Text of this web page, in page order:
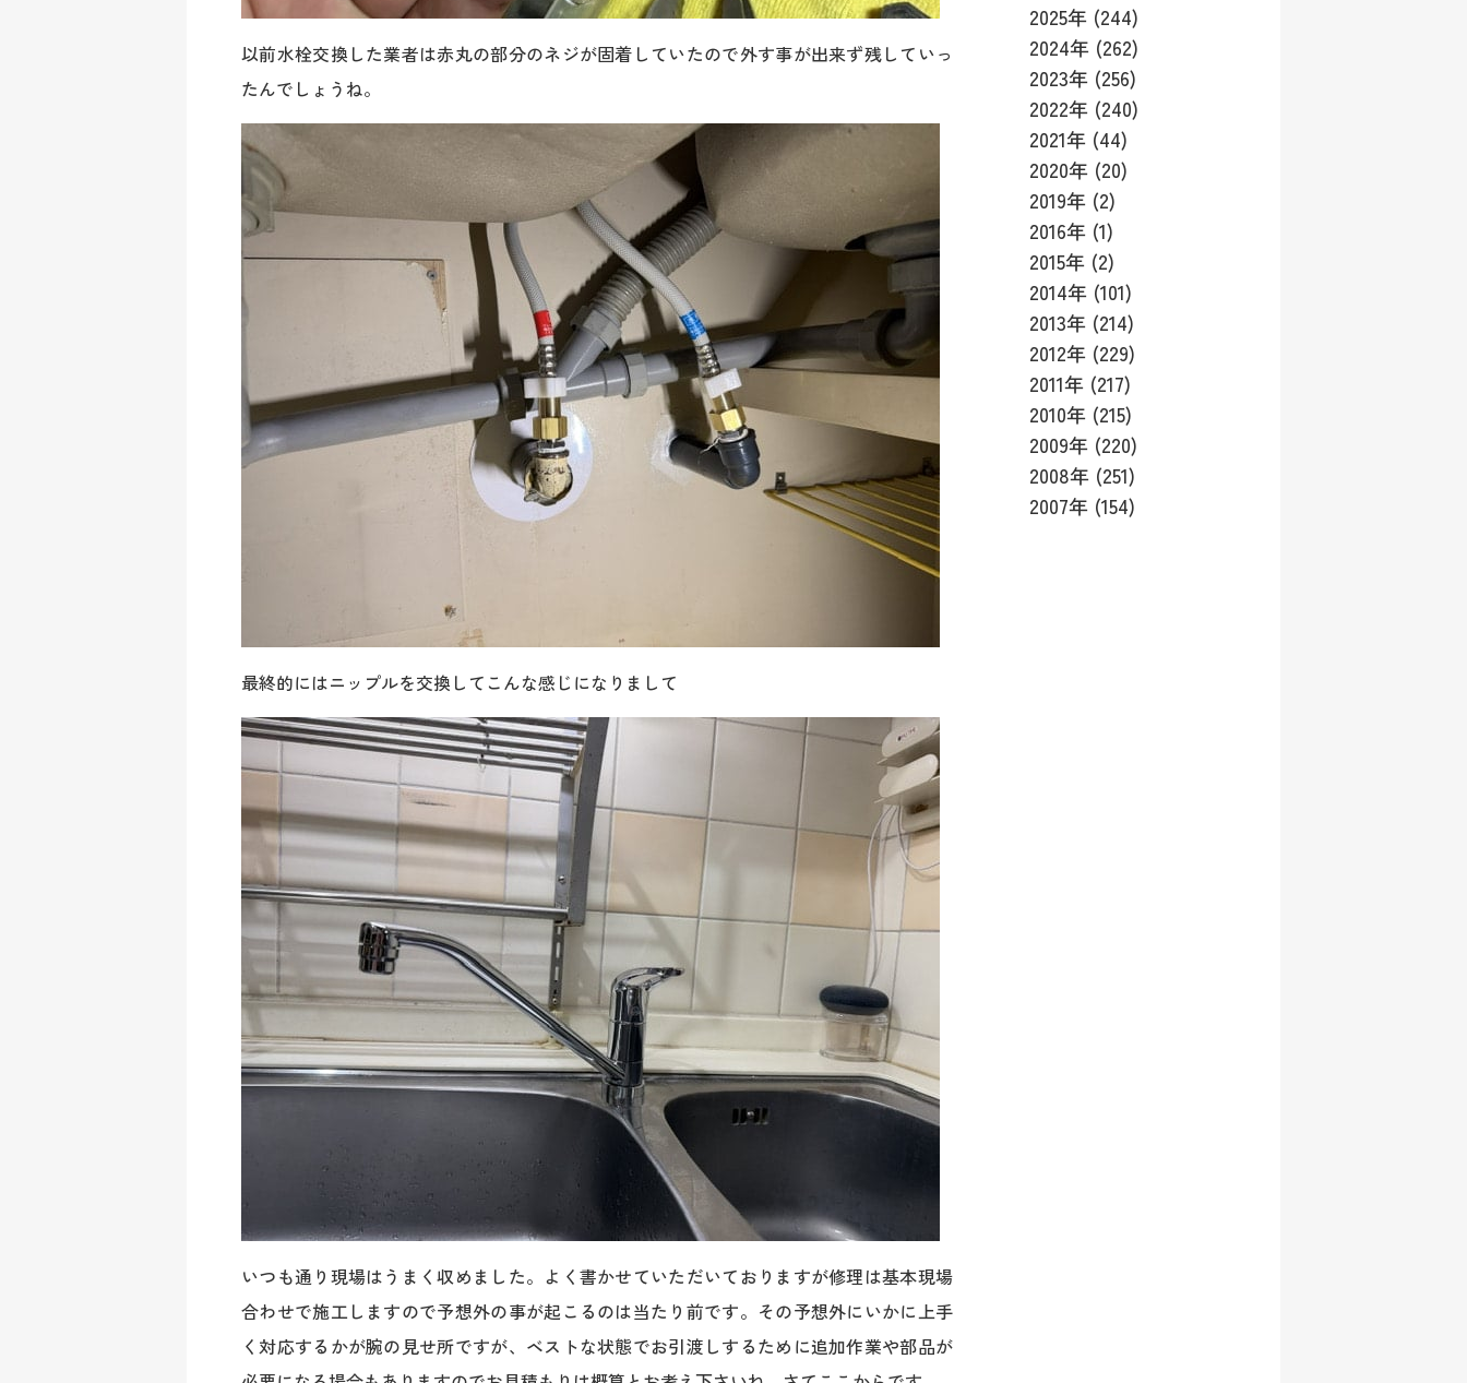
2025年 (244)
2024年 (262)
2023年 (256)
2022年 (240)
2021年 (44)
2020年 (20)
2019年 (2)
2016年 (1)
2015年 (2)
2014年 (101)
2013年 (214)
2012年 (229)
2011年 (217)
2010年 (215)
2009年 (220)
2008年 (251)
2007年 (154)
以前水栓交換した業者は赤丸の部分のネジが固着していたので外す事が出来ず残していっ
たんでしょうね。
最終的にはニップルを交換してこんな感じになりまして
いつも通り現場はうまく収めました。よく書かせていただいておりますが修理は基本現場
合わせで施工しますので予想外の事が起こるのは当たり前です。その予想外にいかに上手
く対応するかが腕の見せ所ですが、ベストな状態でお引渡しするために追加作業や部品が